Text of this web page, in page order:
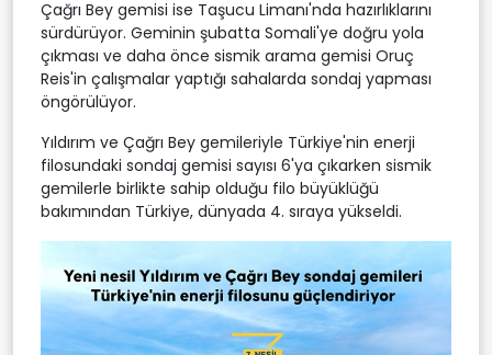
Çağrı Bey gemisi ise Taşucu Limanı'nda hazırlıklarını
sürdürüyor. Geminin şubatta Somali'ye doğru yola
çıkması ve daha önce sismik arama gemisi Oruç
Reis'in çalışmalar yaptığı sahalarda sondaj yapması
öngörülüyor.
Yıldırım ve Çağrı Bey gemileriyle Türkiye'nin enerji
filosundaki sondaj gemisi sayısı 6'ya çıkarken sismik
gemilerle birlikte sahip olduğu filo büyüklüğü
bakımından Türkiye, dünyada 4. sıraya yükseldi.